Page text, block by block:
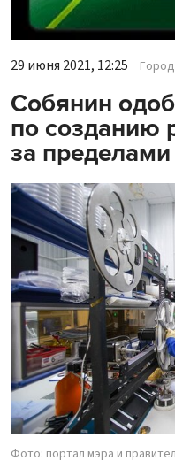
29 июня 2021, 12:25 Город
Собянин
по созданию
за
Фото: портал мэра и